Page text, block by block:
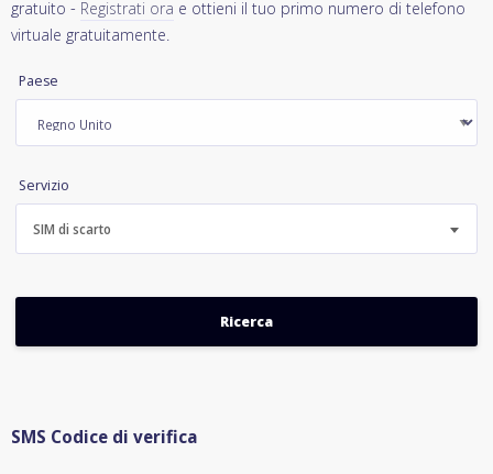
gratuito - Registrati ora e ottieni il tuo primo numero di telefono
virtuale gratuitamente.
Paese
Servizio
SIM di scarto
SMS Codice di verifica